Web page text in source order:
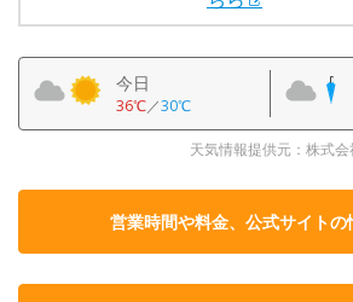
今日
36℃／30℃
天気情報提供元：株式
営業時間や料金、公式サイトの